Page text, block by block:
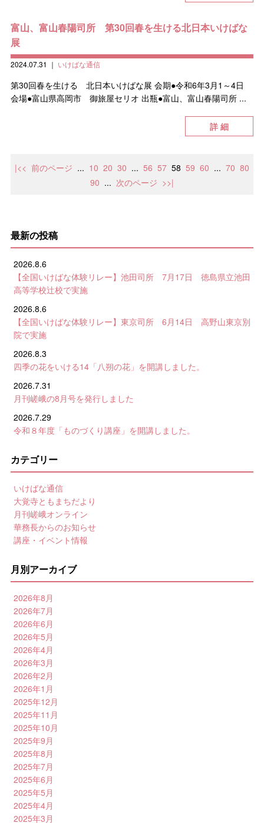
富山、富山春陽司所 第30回春を生ける北日本いけばな
展
2024.07.31 ｜ いけばな通信
第30回春を生ける 北日本いけばな展 会期●令和6年3月1～4日
会場●富山県高岡市 御旅屋セリオ 出瓶●富山、富山春陽司所 ...
詳 細
|<< 前のページ ... 10 20 30 ... 56 57 58 59 60 ... 70 80
90 ... 次のページ >>|
最新の投稿
2026.8.6
【全国いけばな体験リレー】池田司所 7月17日 徳島県立池田
高等学校辻校で実施
2026.8.6
【全国いけばな体験リレー】東京司所 6月14日 高野山東京別
院で実施
2026.8.3
四季の花をいける14「八朔の花」を開講しました。
2026.7.31
月刊嵯峨の8月号を発行しました
2026.7.29
令和８年度「ものづくり講座」を開講しました。
カテゴリー
いけばな通信
大覚寺ともまちだより
月刊嵯峨オンライン
華務長からのお知らせ
講座・イベント情報
月別アーカイブ
2026年8月
2026年7月
2026年6月
2026年5月
2026年4月
2026年3月
2026年2月
2026年1月
2025年12月
2025年11月
2025年10月
2025年9月
2025年8月
2025年7月
2025年6月
2025年5月
2025年4月
2025年3月